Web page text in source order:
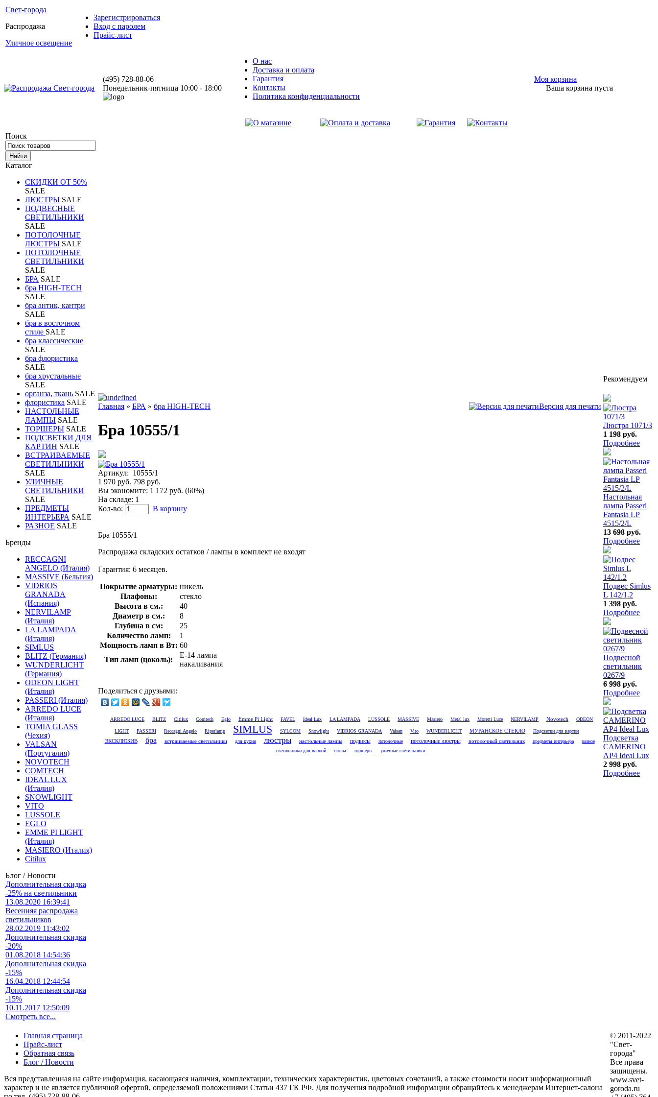
Свет-города
Распродажа
Уличное освещение
Зарегистрироваться
Вход с паролем
Прайс-лист
(495) 728-88-06
Понедельник-пятница 10:00 - 18:00
О нас
Доставка и оплата
Гарантия
Контакты
Политика конфиденциальности
Моя корзина
Ваша корзина пуста
Поиск
Каталог
СКИДКИ ОТ 50%
SALE
ЛЮСТРЫ SALE
ПОДВЕСНЫЕ
СВЕТИЛЬНИКИ
SALE
ПОТОЛОЧНЫЕ
ЛЮСТРЫ SALE
ПОТОЛОЧНЫЕ
СВЕТИЛЬНИКИ
SALE
БРА SALE
бра HIGH-TECH
SALE
бра антик, кантри
SALE
бра в восточном
стиле SALE
бра классические
SALE
бра флористика
SALE
бра хрустальные
SALE
органза, ткань SALE
флористика SALE
НАСТОЛЬНЫЕ
ЛАМПЫ SALE
ТОРШЕРЫ SALE
ПОДСВЕТКИ ДЛЯ
КАРТИН SALE
ВСТРАИВАЕМЫЕ
СВЕТИЛЬНИКИ
SALE
УЛИЧНЫЕ
СВЕТИЛЬНИКИ
SALE
ПРЕДМЕТЫ
ИНТЕРЬЕРА SALE
РАЗНОЕ SALE
Бренды
RECCAGNI
ANGELO (Италия)
MASSIVE (Бельгия)
VIDRIOS
GRANADA
(Испания)
NERVILAMP
(Италия)
LA LAMPADA
(Италия)
SIMLUS
BLITZ (Германия)
WUNDERLICHT
(Германия)
ODEON LIGHT
(Италия)
PASSERI (Италия)
ARREDO LUCE
(Италия)
TOMIA GLASS
(Чехия)
VALSAN
(Португалия)
NOVOTECH
COMTECH
IDEAL LUX
(Италия)
SNOWLIGHT
VITO
LUSSOLE
EGLO
EMME PI LIGHT
(Италия)
MASIERO (Италия)
Citilux
Блог / Новости
Дополнительная скидка
-25% на светильники
13.08.2020 16:39:41
Весенняя распродажа
светильников
28.02.2019 11:43:02
Дополнительная скидка
-20%
01.08.2018 14:54:36
Дополнительная скидка
-15%
16.04.2018 12:44:54
Дополнительная скидка
-15%
10.11.2017 12:50:09
Смотреть все...
Главная » БРА » бра HIGH-TECH Версия для печати
Бра 10555/1
Артикул: 10555/1
1 970 руб. 798 руб.
Вы экономите: 1 172 руб. (60%)
На складе: 1
Кол-во:
В корзину
Бра 10555/1
Распродажа складских остатков / лампы в комплект не входят
Гарантия: 6 месяцев.
Покрытие арматуры: никель
Плафоны:
стекло
Высота в см.:
40
Диаметр в см.:
8
Глубина в см:
25
Количество ламп:
1
Мощность ламп в Вт: 60
Тип ламп (цоколь):
E-14 лампа
накаливания
Поделиться с друзьями:
ARREDO LUCE BLITZ Citilux Comtech Eglo Emme Pi Light FAVEL Ideal Lux LA LAMPADA LUSSOLE MASSIVE Masiero Metal lux Moretti Luce NERVILAMP Novotech ODEON
LIGHT PASSERI Reccagni Angelo Riperlamp SIMLUS SYLCOM Snowlight VIDRIOS GRANADA Valsan Vito WUNDERLICHT МУРАНСКОЕ СТЕКЛО
Подсветки для картин
ЭКСКЛЮЗИВ
бра встраиваемые светильники для кухни люстры настольные лампы подвесы потолочные потолочные люстры потолочный светильник предметы интерьера
разное
светильники для ванной
столы торшеры уличные светильники
Рекомендуем
Люстра 1071/3
1 198 руб.
Подробнее
Настольная
лампа Passeri
Fantasia LP
4515/2/L
13 698 руб.
Подробнее
Подвес Simlus
L 142/1.2
1 398 руб.
Подробнее
Подвесной
светильник
0267/9
6 998 руб.
Подробнее
Подсветка
CAMERINO
AP4 Ideal Lux
2 998 руб.
Подробнее
Главная страница
Прайс-лист
Обратная связь
Блог / Новости
Вся представленная на сайте информация, касающаяся наличия, комплектации, технических характеристик, цветовых сочетаний, а также стоимости носит информационный
характер и не является публичной офертой, определяемой положениями Статьи 437 ГК РФ. Для получения подробной информации обращайтесь к менеджерам Интернет-салона
© 2011-2022
"Свет-
города"
Все права
защищены.
www.svet-
goroda.ru